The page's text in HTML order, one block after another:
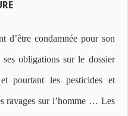
d’être condamnée pour son
obligations sur le dossier
pourtant les pesticides et
ravages sur l’homme … Les